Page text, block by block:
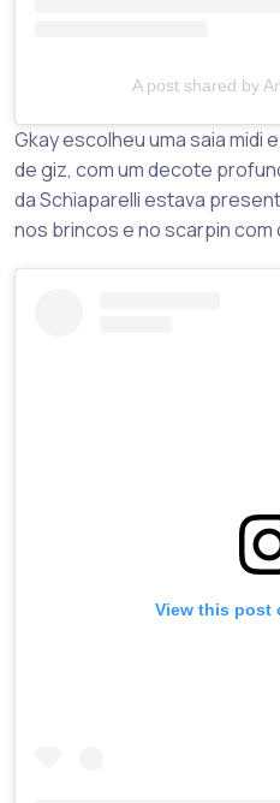
A post shared by
Gkay escolheu uma saia midi
de giz, com um decote
da Schiaparelli estava
nos brincos e no scarpin
View this post